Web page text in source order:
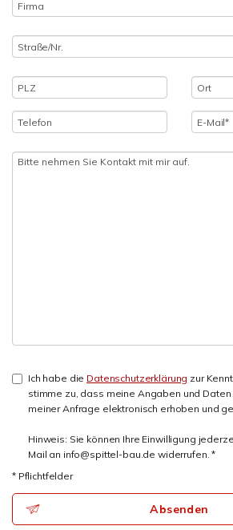
Ich habe die Datenschutzerklärung zur
stimme zu, dass meine Angaben und
meiner Anfrage elektronisch erhoben und
Hinweis: Sie können Ihre Einwilligung
Mail an info@spittel-bau.de widerrufen. *
* Pflichtfelder
Absenden